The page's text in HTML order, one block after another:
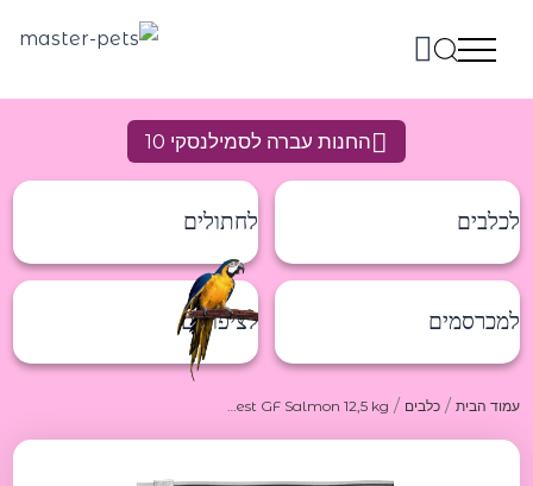
לתוכן
החנות עברה לסמילנסקי 10
לכלבים לחתולים
למכרסמים לציפורים
עמוד הבית/ כלבים / Belcando Finest GF Salmon 12,5 kg בלקנדו מזון יבש ללא דגנים על בסיס סלמון 12.5 קג